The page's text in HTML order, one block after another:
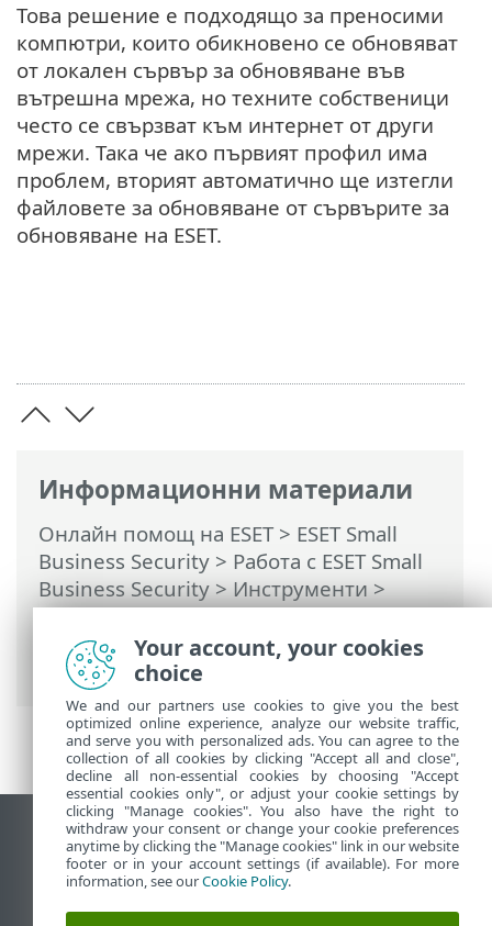
Информационни материали
Онлайн помощ на ESET> ESET Small
Business Security > Работа с ESET Small
Business Security>Инструменти>
Планировчик> Диалогови прозорци –
Разписание > Подробности за задачата
– Обновяване
Това решение е подходящо за преносими
компютри, които обикновено се обновяват
от локален сървър за обновяване във
вътрешна мрежа, но техните собственици
често се свързват към интернет от други
мрежи. Така че ако първият профил има
проблем, вторият автоматично ще изтегли
файловете за обновяване от сървърите за
обновяване на ESET.
Преглед на настолна версия на сайт
End of Life
База със знания на ESET
Your account, your cookies
choice
We and our partners use cookies to give you the best
optimized online experience, analyze our website traffic,
and serve you with personalized ads. You can agree to the
collection of all cookies by clicking "Accept all and close",
decline all non-essential cookies by choosing "Accept
essential cookies only", or adjust your cookie settings by
clicking "Manage cookies". You also have the right to
withdraw your consent or change your cookie preferences
anytime by clicking the "Manage cookies" link in our website
footer or in your account settings (if available). For more
information, see ourCookie Policy.